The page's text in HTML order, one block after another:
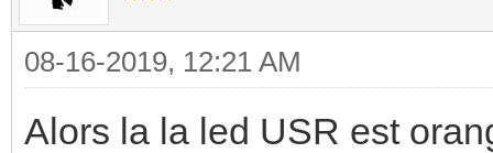
08-16-2019, 12:21 AM
Alors la la led USR est